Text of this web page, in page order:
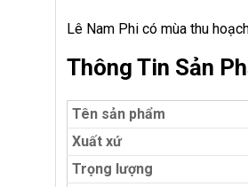
Lê Nam Phi có mùa thu
Thông Tin Sản
Tên sản phẩm
Xuất xứ
Trọng lượng